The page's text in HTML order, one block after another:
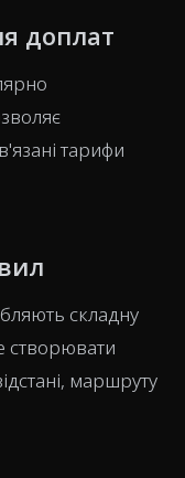
доплат
тарифи
складну
створювати
маршруту